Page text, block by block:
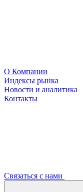
О Компании
Индексы рынка
Новости и аналитика
Контакты
Связаться с нами